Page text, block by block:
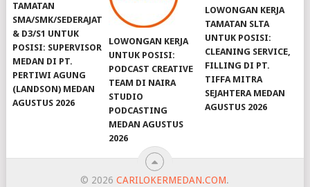
TAMATAN
SMA/SMK/SEDERAJAT
& D3/S1 UNTUK
POSISI: SUPERVISOR
MEDAN DI PT.
PERTIWI AGUNG
(LANDSON) MEDAN
AGUSTUS 2026
LOWONGAN KERJA
UNTUK POSISI:
PODCAST CREATIVE
TEAM DI NAIRA
STUDIO
PODCASTING
MEDAN AGUSTUS
2026
LOWONGAN KERJA
TAMATAN SLTA
UNTUK POSISI:
CLEANING SERVICE,
FILLING DI PT.
TIFFA MITRA
SEJAHTERA MEDAN
AGUSTUS 2026
© 2026CARILOKERMEDAN.COM.